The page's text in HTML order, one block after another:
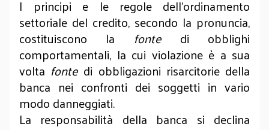
I principi e le regole dell’ordinamento
settoriale del credito, secondo la pronuncia,
costituiscono la fontedi obblighi
comportamentali, la cui violazione è a sua
volta fonte di obbligazioni risarcitorie della
banca nei confronti dei soggetti in vario
modo danneggiati.
La responsabilità della banca si declina